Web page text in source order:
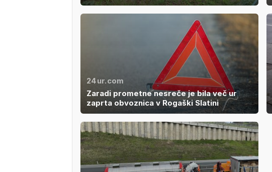
24ur.com
Zaradi prometne nesreče je bila več ur
zaprta obvoznica v Rogaški Slatini